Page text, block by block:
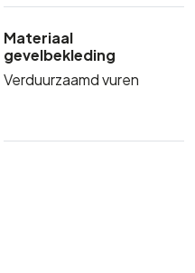
Materiaal
gevelbekleding
Verduurzaamd vuren